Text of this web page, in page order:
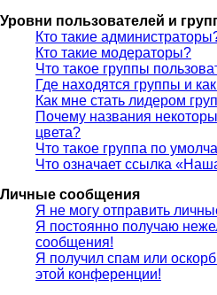
Уровни пользователей и
Кто такие
Кто такие модераторы?
Что такое группы
Где находятся группы и
Как мне стать лидером
Почему названия
цвета?
Что такое группа по
Что означает ссылка
Личные сообщения
Я не могу отправить
Я постоянно получаю
сообщения!
Я получил спам или
этой конференции!